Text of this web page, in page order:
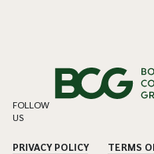
FOLLOW
US
PRIVACY POLICY TERMS